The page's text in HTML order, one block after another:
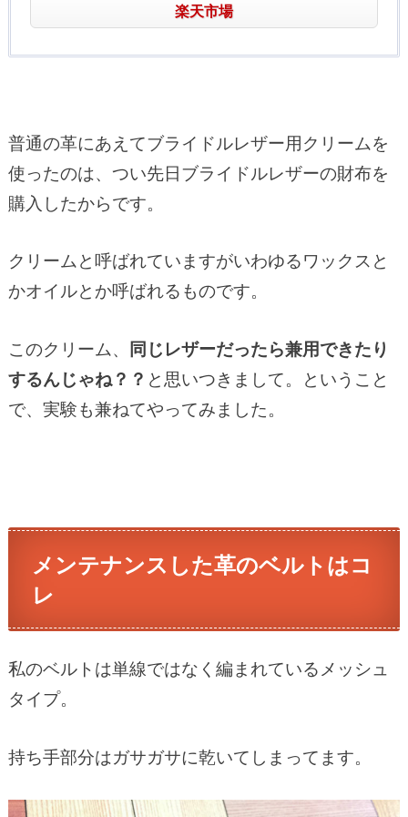
楽天市場
普通の革にあえてブライドルレザー用クリームを
使ったのは、つい先日ブライドルレザーの財布を
購入したからです。
クリームと呼ばれていますがいわゆるワックスと
かオイルとか呼ばれるものです。
このクリーム、 同じレザーだったら兼用できたり
するんじゃね？？ と思いつきまして。ということ
で、実験も兼ねてやってみました。
メンテナンスした革のベルトはコ
レ
私のベルトは単線ではなく編まれているメッシュ
タイプ。
持ち手部分はガサガサに乾いてしまってます。